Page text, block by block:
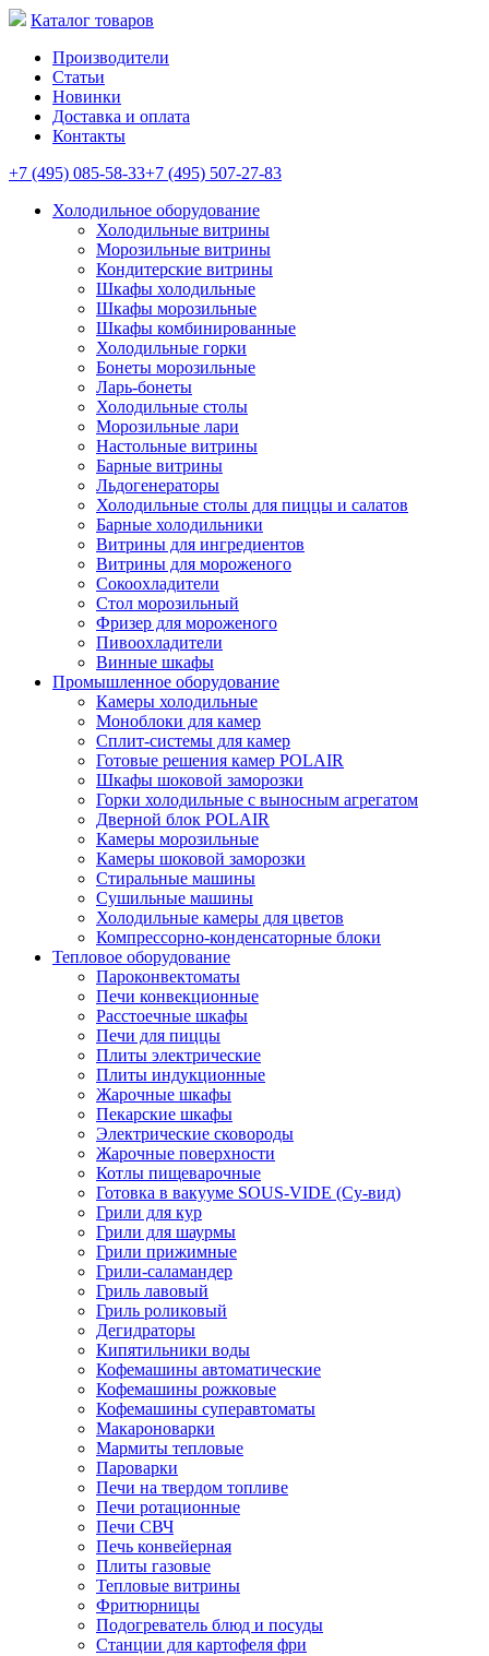
Каталог товаров
Производители
Статьи
Новинки
Доставка и оплата
Контакты
+7 (495) 085-58-33+7 (495) 507-27-83
Холодильное оборудование
Холодильные витрины
Морозильные витрины
Кондитерские витрины
Шкафы холодильные
Шкафы морозильные
Шкафы комбинированные
Холодильные горки
Бонеты морозильные
Ларь-бонеты
Холодильные столы
Морозильные лари
Настольные витрины
Барные витрины
Льдогенераторы
Холодильные столы для пиццы и салатов
Барные холодильники
Витрины для ингредиентов
Витрины для мороженого
Сокоохладители
Стол морозильный
Фризер для мороженого
Пивоохладители
Винные шкафы
Промышленное оборудование
Камеры холодильные
Моноблоки для камер
Сплит-системы для камер
Готовые решения камер POLAIR
Шкафы шоковой заморозки
Горки холодильные с выносным агрегатом
Дверной блок POLAIR
Камеры морозильные
Камеры шоковой заморозки
Стиральные машины
Сушильные машины
Холодильные камеры для цветов
Компрессорно-конденсаторные блоки
Тепловое оборудование
Пароконвектоматы
Печи конвекционные
Расстоечные шкафы
Печи для пиццы
Плиты электрические
Плиты индукционные
Жарочные шкафы
Пекарские шкафы
Электрические сковороды
Жарочные поверхности
Котлы пищеварочные
Готовка в вакууме SOUS-VIDE (Су-вид)
Грили для кур
Грили для шаурмы
Грили прижимные
Грили-саламандер
Гриль лавовый
Гриль роликовый
Дегидраторы
Кипятильники воды
Кофемашины автоматические
Кофемашины рожковые
Кофемашины суперавтоматы
Макароноварки
Мармиты тепловые
Пароварки
Печи на твердом топливе
Печи ротационные
Печи СВЧ
Печь конвейерная
Плиты газовые
Тепловые витрины
Фритюрницы
Подогреватель блюд и посуды
Станции для картофеля фри